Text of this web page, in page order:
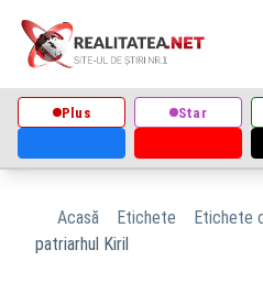
Plus Star
Acasă Etichete
Etichete
patriarhul Kiril